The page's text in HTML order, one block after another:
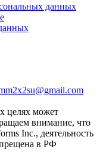
данных
целях может
внимание, что
Inc., деятельность
в РФ